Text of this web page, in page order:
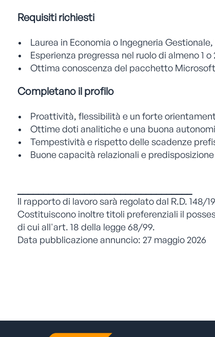
Requisiti richiesti
• Laurea in Economia o Ingegneria
• Esperienza pregressa nel ruolo di almeno 1
• Ottima conoscenza del pacchetto
Completano il profilo
• Proattività, flessibilità e un forte
• Ottime doti analitiche e una buona
• Tempestività e rispetto delle scadenze
• Buone capacità relazionali e
Il rapporto di lavoro sarà regolato dal R.D. 148/
Costituiscono inoltre titoli preferenziali il
di cui all'art. 18 della legge 68/99.
Data pubblicazione annuncio: 27 maggio 2026